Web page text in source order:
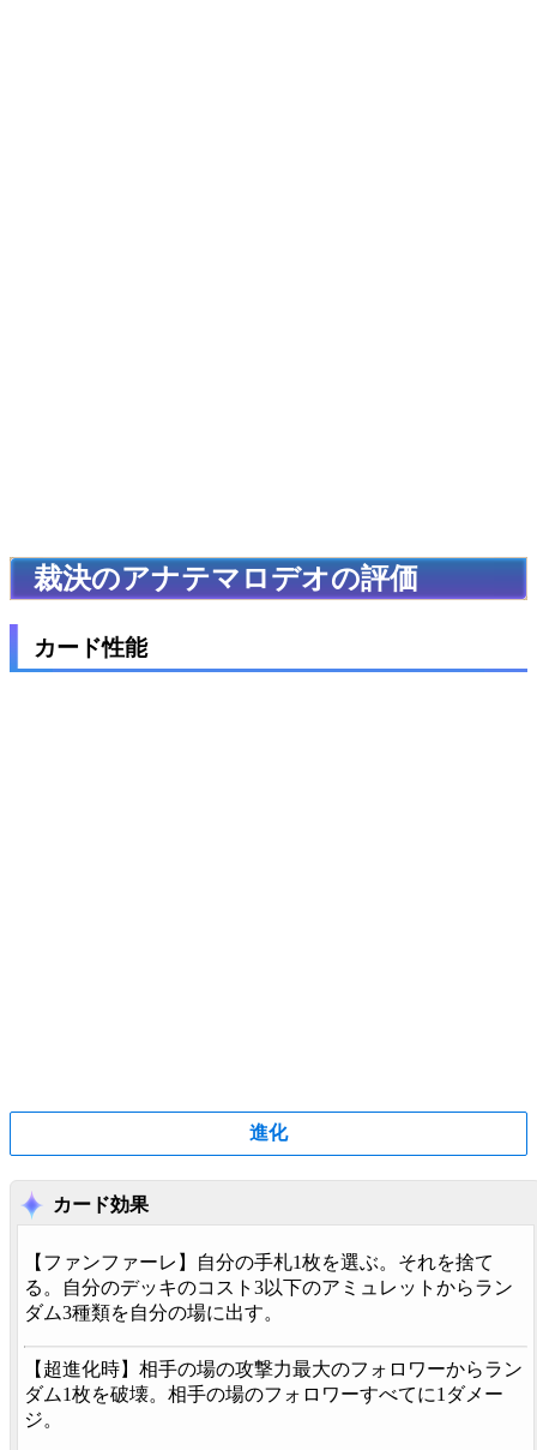
裁決のアナテマロデオの評価
カード性能
進化
カード効果
【 ファンファーレ 】自分の手札1枚を選ぶ。それを捨て
る。自分のデッキのコスト3以下のアミュレットからラン
ダム3種類を自分の場に出す。
【 超進化時】相手の場の攻撃力最大のフォロワーからラン
ダム1枚を破壊。相手の場のフォロワーすべてに1ダメー
ジ。